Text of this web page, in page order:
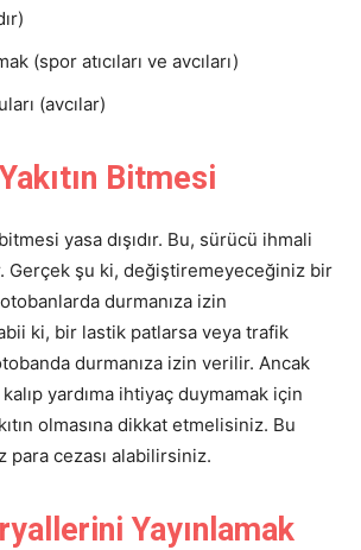
(spor atıcıları ve avcıları)
(avcılar)
Bitmesi
yasa dışıdır. Bu, sürücü ihmali
Gerçek şu ki, değiştiremeyeceğiniz bir
durmanıza izin
ki, bir lastik patlarsa veya trafik
otobanda durmanıza izin verilir. Ancak
yardıma ihtiyaç duymamak için
olmasına dikkat etmelisiniz. Bu
para cezası alabilirsiniz.
Yayınlamak